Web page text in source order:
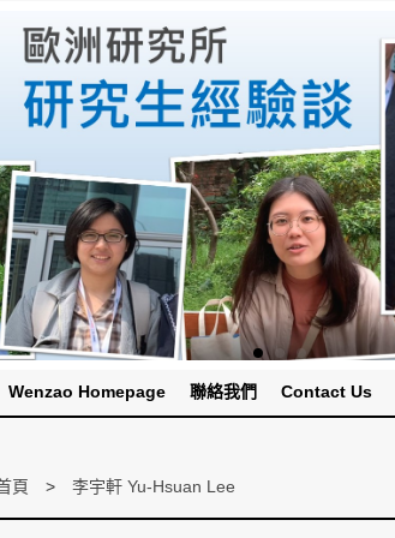
Wenzao Homepage 聯絡我們 Contact Us
頁 李宇軒 Yu-Hsuan Lee